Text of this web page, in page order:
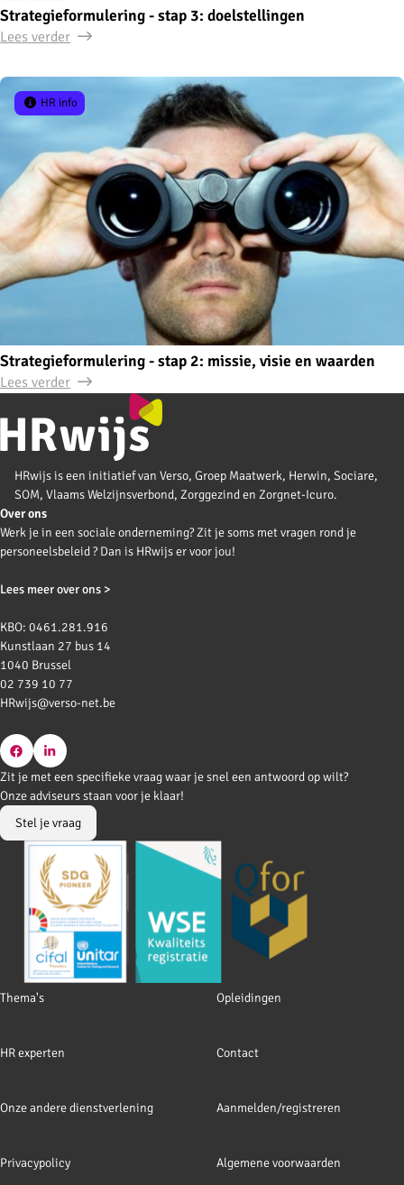
Strategieformulering - stap 3: doelstellingen
Lees verder
Strategieformulering - stap 2: missie, visie en waarden
HR info
Lees verder
HRwijs is een initiatief van Verso, Groep Maatwerk, Herwin, Sociare,
SOM, Vlaams Welzijnsverbond, Zorggezind en Zorgnet-Icuro.
Over ons
Werk je in een sociale onderneming? Zit je soms met vragen rond je
personeelsbeleid ? Dan is HRwijs er voor jou!
Lees meer over ons >
KBO: 0461.281.916
Kunstlaan 27 bus 14
1040 Brussel
02 739 10 77
HRwijs@verso-net.be
Go
to
Facebook
Go
to
LinkedIn
Footer
Thema's Opleidingen
HR experten Contact
Onze andere dienstverlening Aanmelden/registreren
Privacypolicy Algemene voorwaarden
Zit je met een specifieke vraag waar je snel een antwoord op wilt?
Onze adviseurs staan voor je klaar!
Stel je vraag